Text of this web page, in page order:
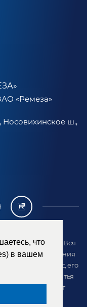
что
в вашем
«Ремеза»
Носовихинское ш.,
защищены. Вся
предоставления
с товаром перед его
офертой (статья
отличаться от